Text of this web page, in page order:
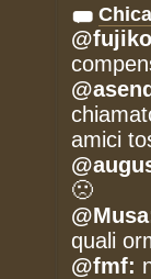
amici
🙁
quali
@fmf: